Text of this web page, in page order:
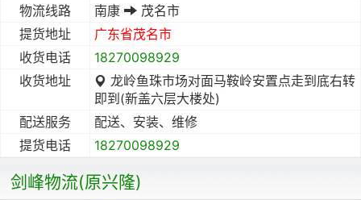
物流线路 南康
茂名市
提货地址
广东省茂名市
收货电话
18270098929
收货地址
龙岭鱼珠市场对面马鞍岭安置点走到底右转
即到(新盖六层大楼处)
配送服务
配送、安装、维修
提货电话
18270098929
剑峰物流(原兴隆)